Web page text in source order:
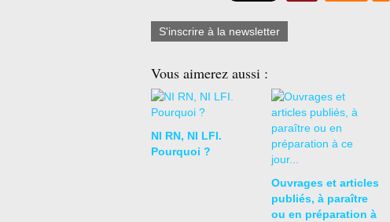
S'inscrire à la newsletter
Vous aimerez aussi :
NI RN, NI LFI.
Pourquoi ?
Ouvrages et articles
publiés, à paraître
ou en préparation à